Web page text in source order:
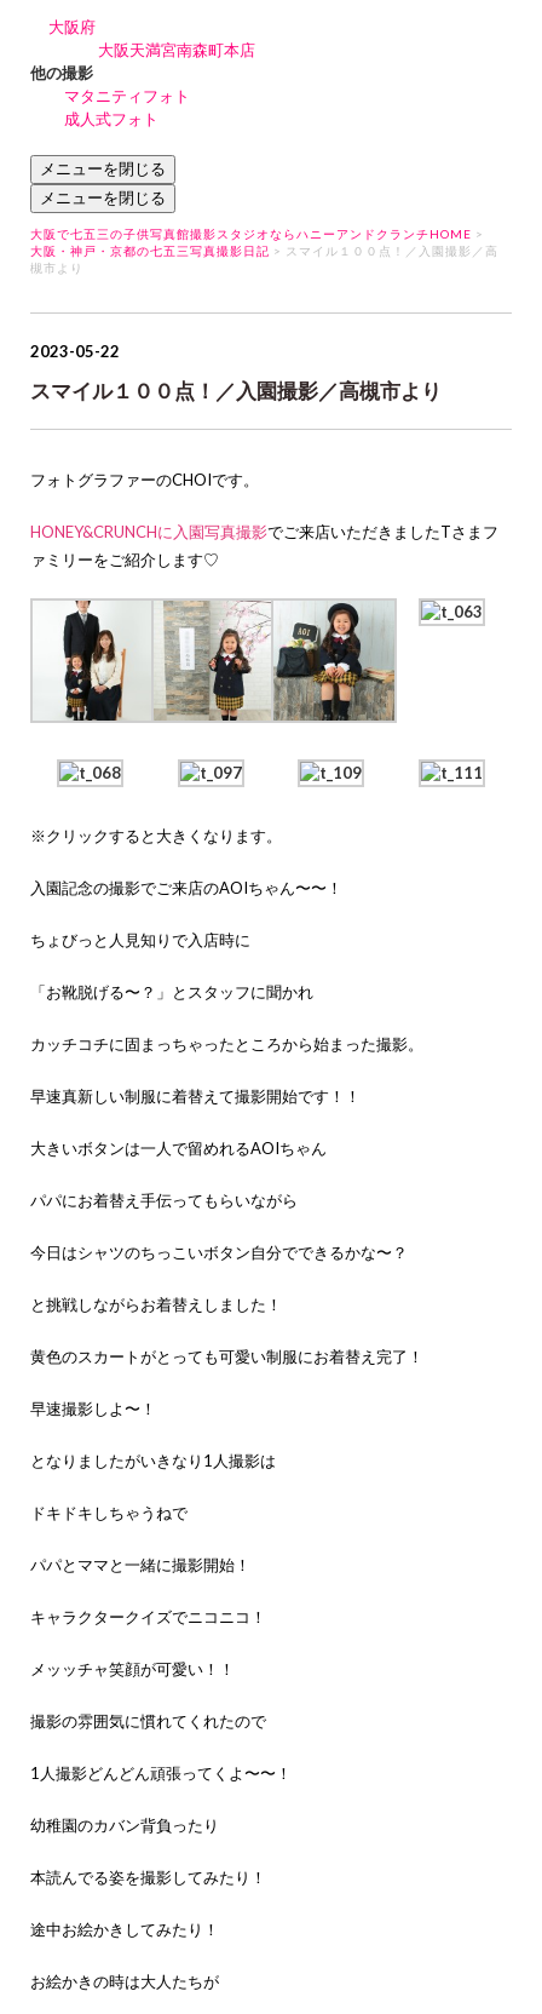
大阪府
大阪天満宮南森町本店
他の撮影
マタニティフォト
成人式フォト
メニューを閉じる
メニューを閉じる
大阪で七五三の子供写真館撮影スタジオならハニーアンドクランチHOME >
大阪・神戸・京都の七五三写真撮影日記 > スマイル１００点！／入園撮影／高
槻市より
2023-05-22
スマイル１００点！／入園撮影／高槻市より
フォトグラファーのCHOIです。
HONEY&CRUNCHに入園写真撮影でご来店いただきましたTさまフ
ァミリーをご紹介します♡
※クリックすると大きくなります。
入園記念の撮影でご来店のAOIちゃん〜〜！
ちょびっと人見知りで入店時に
「お靴脱げる〜？」とスタッフに聞かれ
カッチコチに固まっちゃったところから始まった撮影。
早速真新しい制服に着替えて撮影開始です！！
大きいボタンは一人で留めれるAOIちゃん
パパにお着替え手伝ってもらいながら
今日はシャツのちっこいボタン自分でできるかな〜？
と挑戦しながらお着替えしました！
黄色のスカートがとっても可愛い制服にお着替え完了！
早速撮影しよ〜！
となりましたがいきなり1人撮影は
ドキドキしちゃうねで
パパとママと一緒に撮影開始！
キャラクタークイズでニコニコ！
メッッチャ笑顔が可愛い！！
撮影の雰囲気に慣れてくれたので
1人撮影どんどん頑張ってくよ〜〜！
幼稚園のカバン背負ったり
本読んでる姿を撮影してみたり！
途中お絵かきしてみたり！
お絵かきの時は大人たちが